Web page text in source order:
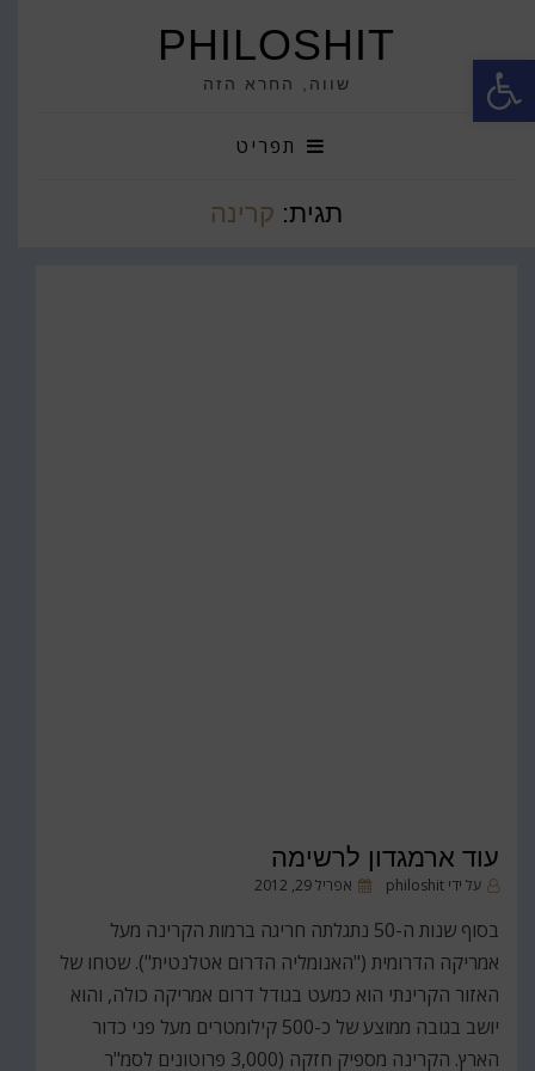
פתח סרגל נגישות PHILOSHIT
שווה, החרא הזה
תפריט
תגית: קרינה
עוד ארמגדון לרשימה
על ידי philoshit
פורסםאפריל 29, 2012
בסוף שנות ה-50 נתגלתה חריגה ברמות הקרינה מעל
אמריקה הדרומית ("האנומליה הדרום אטלנטית"). שטחו של
האזור הקרינתי הוא כמעט בגודל דרום אמריקה כולה, והוא
יושב בגובה ממוצע של כ-500 קילומטרים מעל פני כדור
הארץ. הקרינה מספיק חזקה (3,000 פרוטונים לסמ"ר